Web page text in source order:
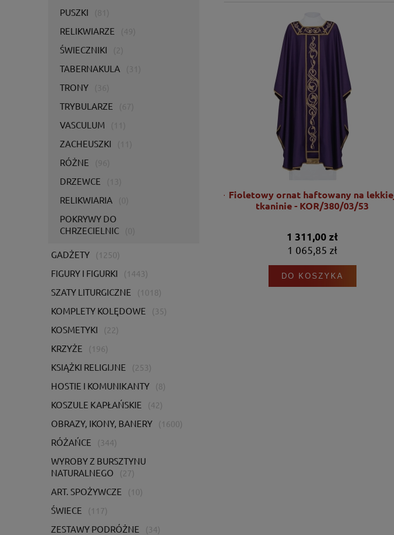
PUSZKI
RELIKWIARZE
ŚWIECZNIKI
TABERNAKULA
TRONY
TRYBULARZE
VASCULUM
ZACHEUSZKI
RÓŻNE
DRZEWCE
RELIKWIARIA
POKRYWY DO
CHRZECIELNIC
GADŻETY (1250)
FIGURY I FIGURKI (1443)
SZATY LITURGICZNE (1018)
KOMPLETY KOLĘDOWE (35)
KOSMETYKI (22)
KRZYŻE (196)
KSIĄŻKI RELIGIJNE (253)
HOSTIE I KOMUNIKANTY (8)
KOSZULE KAPŁAŃSKIE (42)
OBRAZY, IKONY, BANERY (1600)
RÓŻAŃCE (344)
WYROBY Z BURSZTYNU
NATURALNEGO
(27)
ART. SPOŻYWCZE (10)
ŚWIECE (117)
ZESTAWY PODRÓŻNE (34)
Ornat zielony z bogatym haftem IHS -
KOR/056/01/01
2 725,00 zł
2 215,45 zł
DO KOSZYKA
Fioletowy ornat haftowany na lekkiej
tkaninie - KOR/380/03/53
1 311,00 zł
1 065,85 zł
DO KOSZYKA